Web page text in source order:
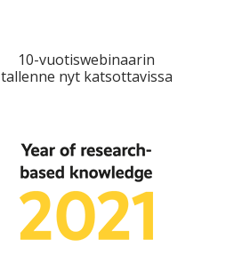
10-vuotiswebinaarin
tallenne nyt katsottavissa